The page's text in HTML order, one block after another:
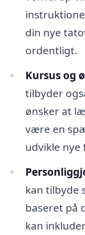
din nye
ordentligt.
Kursus og
tilbyder
ønsker at
være en
udvikle
kan tilbyde
baseret på
kan